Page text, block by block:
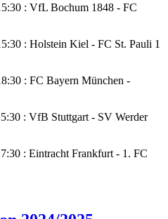
: VfL Bochum 1848 - FC
: Holstein Kiel - FC St. Pauli 1
: FC Bayern München -
: VfB Stuttgart - SV Werder
: Eintracht Frankfurt - 1. FC